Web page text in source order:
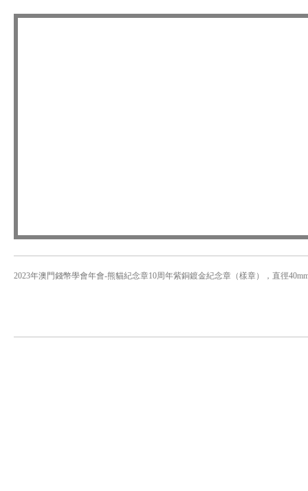
2023年澳門錢幣學會年會-熊貓紀念章10周年紫銅鍍金紀念章（樣章），直徑